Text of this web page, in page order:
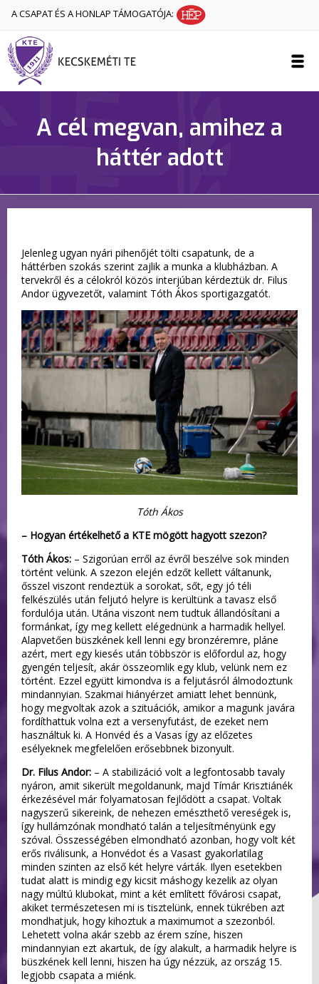
A CSAPAT ÉS A HONLAP TÁMOGATÓJA:
A cél megvan, amihez a
háttér adott
Jelenleg ugyan nyári pihenőjét tölti csapatunk, de a
háttérben szokás szerint zajlik a munka a klubházban. A
tervekről és a célokról közös interjúban kérdeztük dr. Filus
Andor ügyvezetőt, valamint Tóth Ákos sportigazgatót.
Tóth Ákos
– Hogyan értékelhető a KTE mögött hagyott szezon?
Tóth Ákos: – Szigorúan erről az évről beszélve sok minden
történt velünk. A szezon elején edzőt kellett váltanunk,
ősszel viszont rendeztük a sorokat, sőt, egy jó téli
felkészülés után feljutó helyre is kerültünk a tavasz első
fordulója után. Utána viszont nem tudtuk állandósítani a
formánkat, így meg kellett elégednünk a harmadik hellyel.
Alapvetően büszkének kell lenni egy bronzéremre, pláne
azért, mert egy kiesés után többször is előfordul az, hogy
gyengén teljesít, akár összeomlik egy klub, velünk nem ez
történt. Ezzel együtt kimondva is a feljutásról álmodoztunk
mindannyian. Szakmai hiányérzet amiatt lehet bennünk,
hogy megvoltak azok a szituációk, amikor a magunk javára
fordíthattuk volna ezt a versenyfutást, de ezeket nem
használtuk ki. A Honvéd és a Vasas így az előzetes
esélyeknek megfelelően erősebbnek bizonyult.
Dr. Filus Andor: – A stabilizáció volt a legfontosabb tavaly
nyáron, amit sikerült megoldanunk, majd Tímár Krisztiánék
érkezésével már folyamatosan fejlődött a csapat. Voltak
nagyszerű sikereink, de nehezen emészthető vereségek is,
így hullámzónak mondható talán a teljesítményünk egy
szóval. Összességében elmondható azonban, hogy volt két
erős riválisunk, a Honvédot és a Vasast gyakorlatilag
minden szinten az első két helyre várták. Ilyen esetekben
tudat alatt is mindig egy kicsit máshogy kezelik az olyan
nagy múltú klubokat, mint a két említett fővárosi csapat,
akiket természetesen mi is tisztelünk, ennek tükrében azt
mondhatjuk, hogy kihoztuk a maximumot a szezonból.
Lehetett volna akár szebb az érem színe, hiszen
mindannyian ezt akartuk, de így alakult, a harmadik helyre is
büszkének kell lenni, hiszen ha úgy nézzük, az ország 15.
legjobb csapata a miénk.